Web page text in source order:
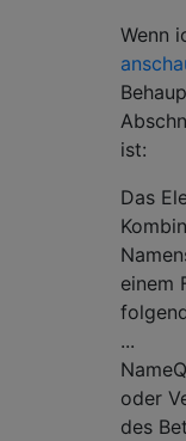
Wenn
ist:
Das
einem
...
oder
des